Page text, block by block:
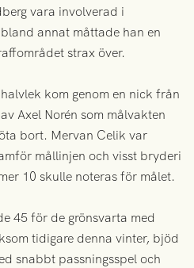
vara involverad i
annat måttade han en
strax över.
kom genom en nick från
Axel Norén som målvakten
bort. Mervan Celik var
mållinjen och visst bryderi
10 skulle noteras för målet.
45 för de grönsvarta med
tidigare denna vinter, bjöd
snabbt passningsspel och